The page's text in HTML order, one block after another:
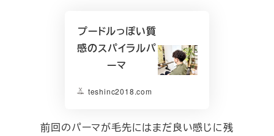
プードルっぽい質
感のスパイラルパ
ーマ
teshinc2018.com
前回のパーマが毛先にはまだ良い感じに残